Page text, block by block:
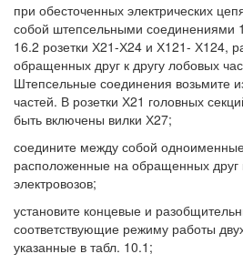
при обесточенных электрических
собой штепсельными соединениями
16.2 розетки Х21-Х24 и Х121- Х124,
обращенных друг к другу лобовых
Штепсельные соединения возьмите
частей. В розетки Х21 головных
быть включены вилки Х27;
соедините между собой
расположенные на обращенных друг
электровозов;
установите концевые и
соответствующие режиму работы
указанные в табл. 10.1;